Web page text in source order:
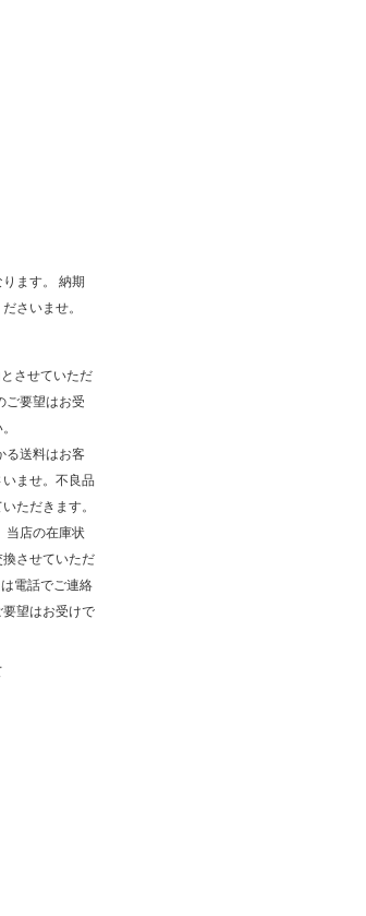
ます。 納期
さいませ。
させていただ
ご要望はお受
る送料はお客
ませ。不良品
ただきます。
当店の在庫状
させていただ
電話でご連絡
望はお受けで